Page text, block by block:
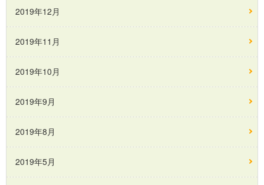
2019年12月
2019年11月
2019年10月
2019年9月
2019年8月
2019年5月